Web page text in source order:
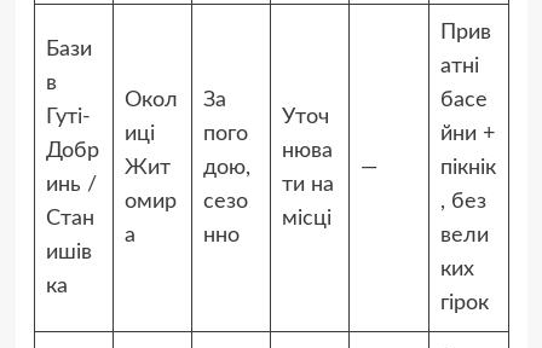
Бази
в
Гуті-
Добр
инь /
Стан
ишів
ка
Окол
иці
Жит
омир
а
За
пого
дою,
сезо
нно
Уточ
нюва
ти на
місці
—
Прив
атні
басе
йни +
пікнік
, без
вели
ких
гірок